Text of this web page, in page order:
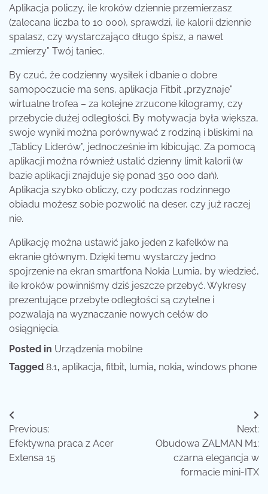
Aplikacja policzy, ile kroków dziennie przemierzasz
(zalecana liczba to 10 000), sprawdzi, ile kalorii dziennie
spalasz, czy wystarczająco długo śpisz, a nawet
„zmierzy” Twój taniec.
By czuć, że codzienny wysiłek i dbanie o dobre
samopoczucie ma sens, aplikacja Fitbit „przyznaje”
wirtualne trofea – za kolejne zrzucone kilogramy, czy
przebycie dużej odległości. By motywacja była większa,
swoje wyniki można porównywać z rodziną i bliskimi na
„Tablicy Liderów”, jednocześnie im kibicując. Za pomocą
aplikacji można również ustalić dzienny limit kalorii (w
bazie aplikacji znajduje się ponad 350 000 dań).
Aplikacja szybko obliczy, czy podczas rodzinnego
obiadu możesz sobie pozwolić na deser, czy już raczej
nie.
Aplikację można ustawić jako jeden z kafelków na
ekranie głównym. Dzięki temu wystarczy jedno
spojrzenie na ekran smartfona Nokia Lumia, by wiedzieć,
ile kroków powinniśmy dziś jeszcze przebyć. Wykresy
prezentujące przebyte odległości są czytelne i
pozwalają na wyznaczanie nowych celów do
osiągnięcia.
Posted in Urządzenia mobilne
Tagged 8.1, aplikacja, fitbit, lumia, nokia, windows phone
Nawigacja
wpisu
Previous:
Efektywna praca z Acer
Extensa 15
Next:
Obudowa ZALMAN M1:
czarna elegancja w
formacie mini-ITX